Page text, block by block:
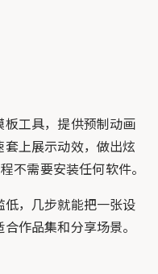
工具，提供预制动画
上展示动效，做出炫
不需要安装任何软件。
，几步就能把一张设
作品集和分享场景。